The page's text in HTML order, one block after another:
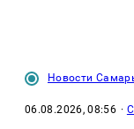
Новости
06.08.2026, 08:56 ·